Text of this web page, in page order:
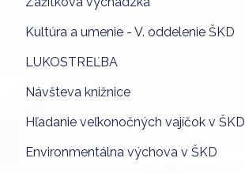
Kultúra a umenie - V. oddelenie ŠKD
LUKOSTREĽBA
Návšteva knižnice
Hľadanie veľkonočných vajíčok v ŠKD
Environmentálna výchova v ŠKD